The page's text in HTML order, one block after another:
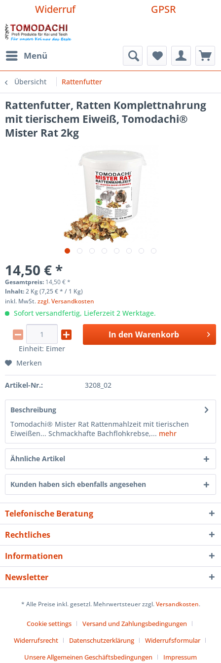
Widerruf GPSR
Menü
Übersicht Rattenfutter
Rattenfutter, Ratten Komplettnahrung
mit tierischem Eiweiß, Tomodachi®
Mister Rat 2kg
14,50 € *
Gesamtpreis: 14,50€*
Inhalt:2 Kg (7,25 € * / 1 Kg)
inkl. MwSt.zzgl. Versandkosten
Sofort versandfertig, Lieferzeit 2 Werktage.
Einheit: Eimer
In den Warenkorb
Merken
Artikel-Nr.: 3208_02
Beschreibung
Tomodachi® Mister Rat Rattenmahlzeit mit tierischen
Eiweißen... Schmackhafte Bachflohkrebse,... mehr
Ähnliche Artikel
Kunden haben sich ebenfalls angesehen
Telefonische Beratung
Rechtliches
Informationen
Newsletter
* Alle Preise inkl. gesetzl. Mehrwertsteuer zzgl.Versandkosten.
Cookie settings
Versand und Zahlungsbedingungen
Widerrufsrecht
Datenschutzerklärung
Widerrufsformular
Unsere Allgemeinen Geschäftsbedingungen
Impressum